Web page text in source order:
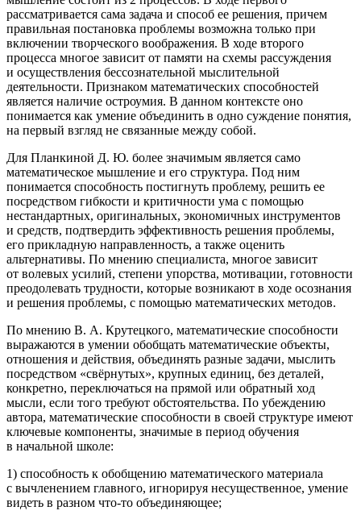
рассматривается сама задача и способ ее решения, причем
правильная постановка проблемы возможна только при
включении творческого воображения. В ходе второго
процесса многое зависит от памяти на схемы рассуждения
и осуществления бессознательной мыслительной
деятельности. Признаком математических способностей
является наличие остроумия. В данном контексте оно
понимается как умение объединить в одно суждение понятия,
на первый взгляд не связанные между собой.
Для Планкиной Д. Ю. более значимым является само
математическое мышление и его структура. Под ним
понимается способность постигнуть проблему, решить ее
посредством гибкости и критичности ума с помощью
нестандартных, оригинальных, экономичных инструментов
и средств, подтвердить эффективность решения проблемы,
его прикладную направленность, а также оценить
альтернативы. По мнению специалиста, многое зависит
от волевых усилий, степени упорства, мотивации, готовности
преодолевать трудности, которые возникают в ходе осознания
и решения проблемы, с помощью математических методов.
По мнению В. А. Крутецкого, математические способности
выражаются в умении обобщать математические объекты,
отношения и действия, объединять разные задачи, мыслить
посредством «свёрнутых», крупных единиц, без деталей,
конкретно, переключаться на прямой или обратный ход
мысли, если того требуют обстоятельства. По убеждению
автора, математические способности в своей структуре имеют
ключевые компоненты, значимые в период обучения
в начальной школе:
1) способность к обобщению математического материала
с вычленением главного, игнорируя несущественное, умение
видеть в разном что-то объединяющее;